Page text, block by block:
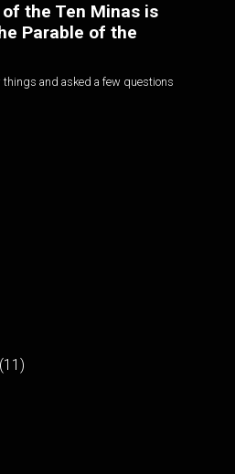
the Ten Minas is
Parable of the
things and asked a few questions
(11)